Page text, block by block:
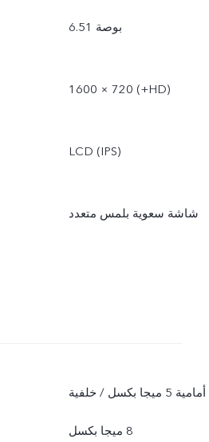
6.51 بوصة
1600 × 720 (‎+HD‏)
LCD (IPS)
شاشة سعوية بلمس متعدد
أمامية 5 ميجا بكسل / خلفية
8 ميجا بكسل